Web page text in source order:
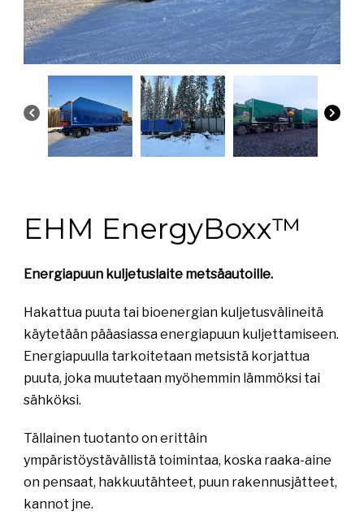
EHM EnergyBoxx™
Energiapuun kuljetuslaite metsäautoille.
Hakattua puuta tai bioenergian kuljetusvälineitä
käytetään pääasiassa energiapuun kuljettamiseen.
Energiapuulla tarkoitetaan metsistä korjattua
puuta, joka muutetaan myöhemmin lämmöksi tai
sähköksi.
Tällainen tuotanto on erittäin
ympäristöystävällistä toimintaa, koska raaka-aine
on pensaat, hakkuutähteet, puun rakennusjätteet,
kannot jne.